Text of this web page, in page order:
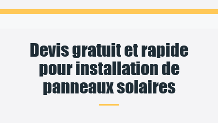
Devis gratuit et rapide
pour installation de
panneaux solaires